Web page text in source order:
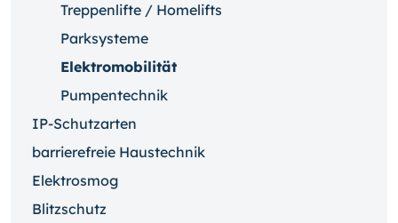
Treppenlifte / Homelifts
Parksysteme
Elektromobilität
Pumpentechnik
IP-Schutzarten
barrierefreie Haustechnik
Elektrosmog
Blitzschutz